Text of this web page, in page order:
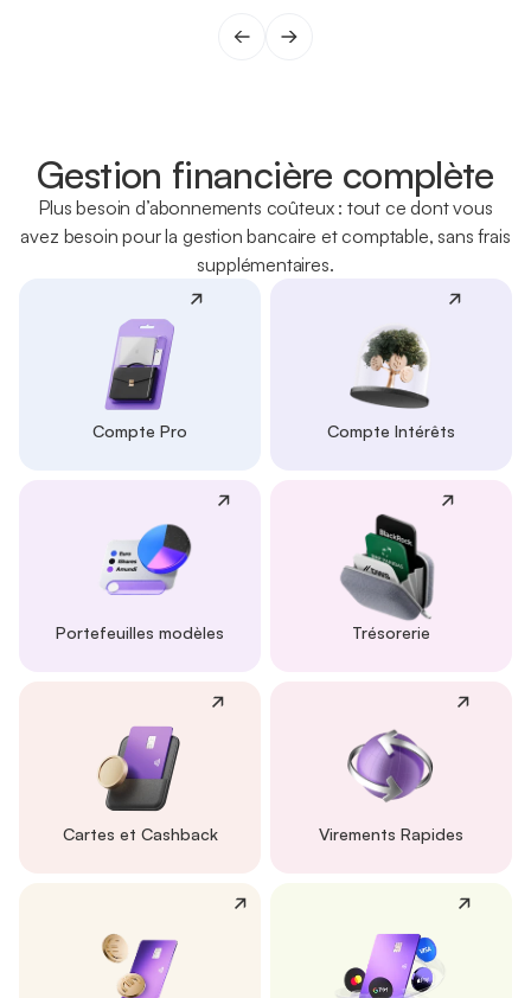
Gestion financière complète
Plus besoin d’abonnements coûteux : tout ce dont vous
avez besoin pour la gestion bancaire et comptable, sans frais
supplémentaires.
Compte Pro Compte Intérêts
Portefeuilles modèles Trésorerie
Cartes et Cashback Virements Rapides